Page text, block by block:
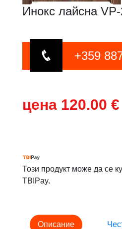
Инокс лайсна
+359
цена 120.00 €
Този продукт може да се
TBIPay.
Описание